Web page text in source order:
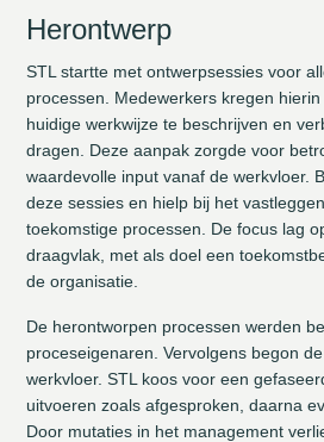
Herontwerp
STL startte met ontwerpsessies voor
processen. Medewerkers kregen
huidige werkwijze te beschrijven en
dragen. Deze aanpak zorgde voor
waardevolle input vanaf de werkvloer.
deze sessies en hielp bij het
toekomstige processen. De focus lag
draagvlak, met als doel een
de organisatie.
De herontworpen processen werden
proceseigenaren. Vervolgens begon
werkvloer. STL koos voor een
uitvoeren zoals afgesproken, daarna
Door mutaties in het management